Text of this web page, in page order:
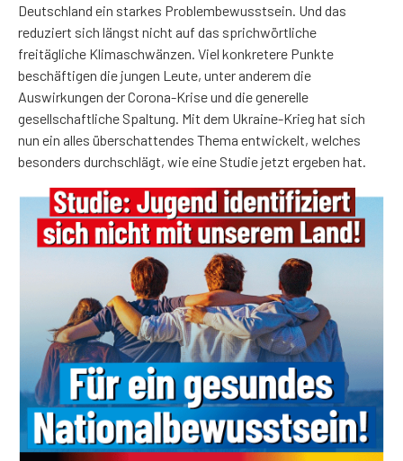
Deutschland ein starkes Problembewusstsein. Und das
reduziert sich längst nicht auf das sprichwörtliche
freitägliche Klimaschwänzen. Viel konkretere Punkte
beschäftigen die jungen Leute, unter anderem die
Auswirkungen der Corona-Krise und die generelle
gesellschaftliche Spaltung. Mit dem Ukraine-Krieg hat sich
nun ein alles überschattendes Thema entwickelt, welches
besonders durchschlägt, wie eine Studie jetzt ergeben hat.